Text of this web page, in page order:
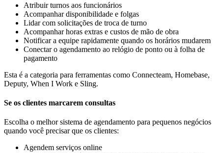
Atribuir turnos aos funcionários
Acompanhar disponibilidade e folgas
Lidar com solicitações de troca de turno
Acompanhar horas extras e custos de mão de obra
Notificar a equipe rapidamente quando os horários mudarem
Conectar o agendamento ao relógio de ponto ou à folha de
pagamento
Esta é a categoria para ferramentas como Connecteam, Homebase,
Deputy, When I Work e Sling.
Se os clientes marcarem consultas
Escolha o melhor sistema de agendamento para pequenos negócios
quando você precisar que os clientes:
Agendem serviços online